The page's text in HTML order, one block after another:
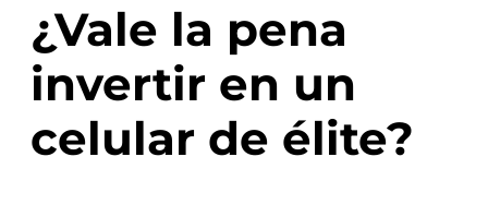
¿Vale la pena
invertir en un
celular de élite?